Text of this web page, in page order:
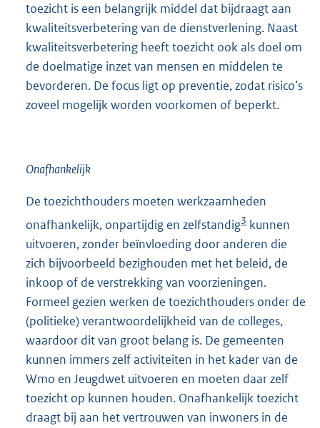
toezicht is een belangrijk middel dat bijdraagt aan
kwaliteitsverbetering van de dienstverlening. Naast
kwaliteitsverbetering heeft toezicht ook als doel om
de doelmatige inzet van mensen en middelen te
bevorderen. De focus ligt op preventie, zodat risico’s
zoveel mogelijk worden voorkomen of beperkt.
Onafhankelijk
De toezichthouders moeten werkzaamheden
onafhankelijk, onpartijdig en zelfstandig3 kunnen
uitvoeren, zonder beïnvloeding door anderen die
zich bijvoorbeeld bezighouden met het beleid, de
inkoop of de verstrekking van voorzieningen.
Formeel gezien werken de toezichthouders onder de
(politieke) verantwoordelijkheid van de colleges,
waardoor dit van groot belang is. De gemeenten
kunnen immers zelf activiteiten in het kader van de
Wmo en Jeugdwet uitvoeren en moeten daar zelf
toezicht op kunnen houden. Onafhankelijk toezicht
draagt bij aan het vertrouwen van inwoners in de